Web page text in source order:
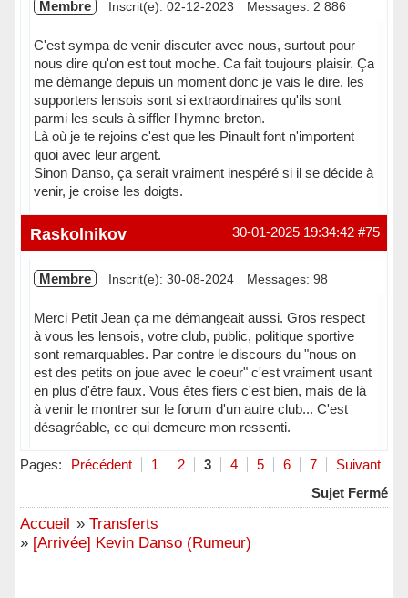
Membre Inscrit(e): 02-12-2023 Messages: 2 886
C'est sympa de venir discuter avec nous, surtout pour
nous dire qu'on est tout moche. Ca fait toujours plaisir. Ça
me démange depuis un moment donc je vais le dire, les
supporters lensois sont si extraordinaires qu'ils sont
parmi les seuls à siffler l'hymne breton.
Là où je te rejoins c'est que les Pinault font n'importent
quoi avec leur argent.
Sinon Danso, ça serait vraiment inespéré si il se décide à
venir, je croise les doigts.
En ligne #75
30-01-2025 19:34:42
Raskolnikov
Membre Inscrit(e): 30-08-2024 Messages: 98
Merci Petit Jean ça me démangeait aussi. Gros respect
à vous les lensois, votre club, public, politique sportive
sont remarquables. Par contre le discours du "nous on
est des petits on joue avec le coeur" c'est vraiment usant
en plus d'être faux. Vous êtes fiers c'est bien, mais de là
à venir le montrer sur le forum d'un autre club... C'est
désagréable, ce qui demeure mon ressenti.
Hors ligne
Pages: Précédent 1 2 3 4 5 6 7
Suivant
Sujet Fermé
Accueil » Transferts
» [Arrivée] Kevin Danso (Rumeur)